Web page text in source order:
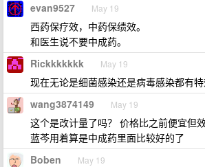
evan9527 May 19
西药保疗效，中药保绩效。
和医生说不要中成药。
Rickkkkkkk May 19
现在无论是细菌感染还是病毒感染都有特
wang3874149 May 19
这个是改计量了吗？ 价格比之前便宜但
蓝芩用着算是中成药里面比较好的了
Boben May 19